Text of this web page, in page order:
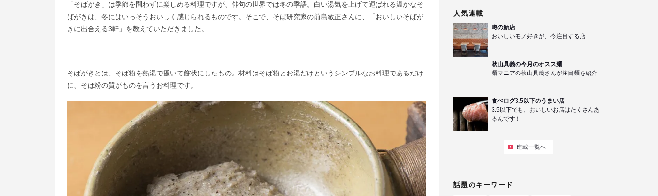
「そばがき」は季節を問わずに楽しめる料理ですが、俳句の世界では冬の季語。白い湯気を上げて運ばれる温かなそ
ばがきは、冬にはいっそうおいしく感じられるものです。そこで、そば研究家の前島敏正さんに、「おいしいそばが
きに出合える3軒」を教えていただきました。
そばがきとは、そば粉を熱湯で掻いて餅状にしたもの。材料はそば粉とお湯だけというシンプルなお料理であるだけ
に、そば粉の質がものを言うお料理です。
人気連載
噂の新店
おいしいモノ好きが、今注目する店
秋山具義の今月のオスス麺
麺マニアの秋山具義さんが注目麺を紹介
食べログ3.5以下のうまい店
3.5以下でも、おいしいお店はたくさんあ
るんです！
連載一覧へ
話題のキーワード